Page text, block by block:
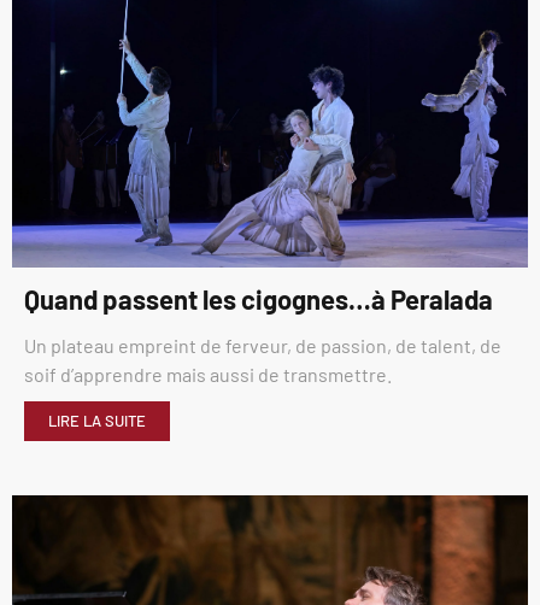
Quand passent les cigognes…à Peralada
Un plateau empreint de ferveur, de passion, de talent, de
soif d’apprendre mais aussi de transmettre.
LIRE LA SUITE